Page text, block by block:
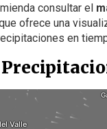
consultar el
ofrece una
en